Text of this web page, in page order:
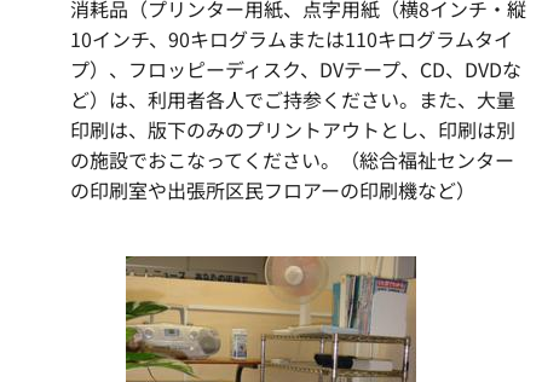
消耗品（プリンター用紙、点字用紙（横8インチ・縦
10インチ、90キログラムまたは110キログラムタイ
プ）、フロッピーディスク、DVテープ、CD、DVDな
ど）は、利用者各人でご持参ください。また、大量
印刷は、版下のみのプリントアウトとし、印刷は別
の施設でおこなってください。（総合福祉センター
の印刷室や出張所区民フロアーの印刷機など）